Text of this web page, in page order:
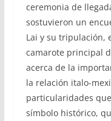
ceremonia de
sostuvieron un
Lai y su tripulación,
camarote principal
acerca de la
la relación italo-
particularidades
símbolo histórico,